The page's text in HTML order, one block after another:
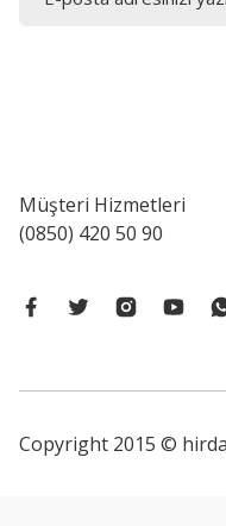
Müşteri Hizmetleri
(0850) 420 50 90
Copyright 2015 ©